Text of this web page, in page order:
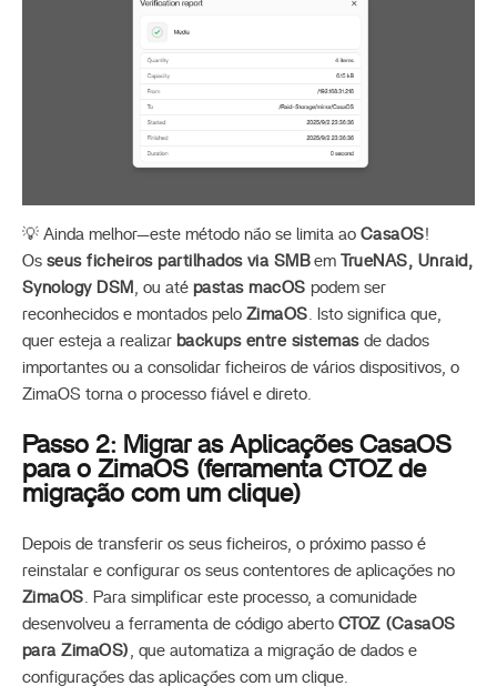
💡 Ainda melhor—este método não se limita ao CasaOS!
Os seus ficheiros partilhados via SMBem
TrueNAS, Unraid,
Synology DSM , ou até pastas macOS podem ser
reconhecidos e montados pelo ZimaOS. Isto significa que,
quer esteja a realizar backups entre sistemasde dados
importantes ou a consolidar ficheiros de vários dispositivos, o
ZimaOS torna o processo fiável e direto.
Passo 2: Migrar as Aplicações CasaOS
para o ZimaOS (ferramenta CTOZ de
migração com um clique)
Depois de transferir os seus ficheiros, o próximo passo é
reinstalar e configurar os seus contentores de aplicações no
ZimaOS. Para simplificar este processo, a comunidade
desenvolveu a ferramenta de código aberto CTOZ (CasaOS
para ZimaOS) , que automatiza a migração de dados e
configurações das aplicações com um clique.